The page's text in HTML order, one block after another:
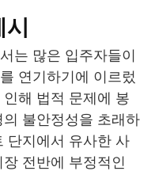
시
는 많은 입주자들이
연기하기에 이르렀
해 법적 문제에 봉
불안정성을 초래하
단지에서 유사한 사
전반에 부정적인